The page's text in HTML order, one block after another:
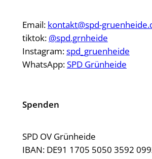
Email: kontakt@spd-
tiktok: @spd.grnheide
Instagram:spd_gruenheide
WhatsApp:SPD Grünheide
Spenden
SPD OV Grünheide
IBAN: DE91 1705 5050 3592